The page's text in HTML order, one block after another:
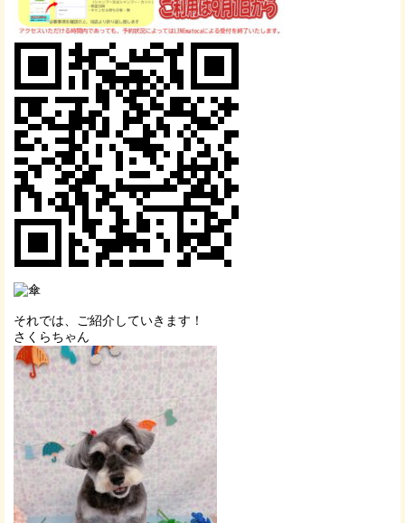
それでは、ご紹介していきます！
さくらちゃん